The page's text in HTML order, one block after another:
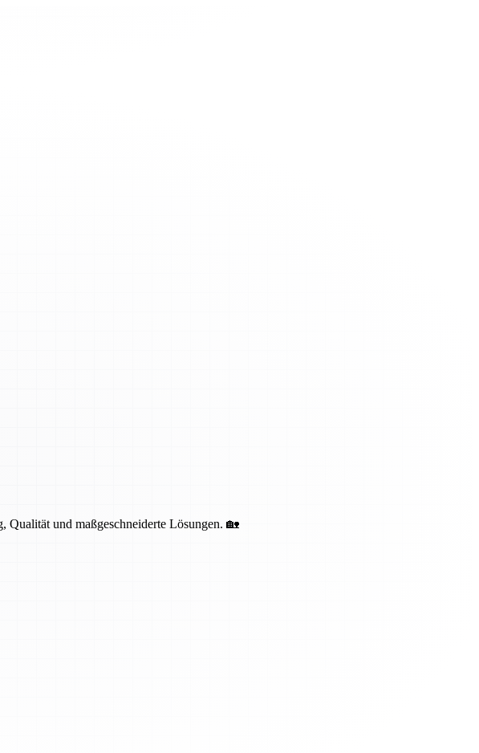
Qualität und maßgeschneiderte Lösungen. 🏡